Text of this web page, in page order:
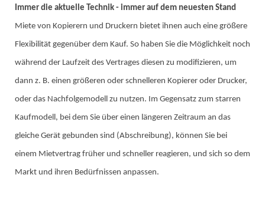
Immer die aktuelle Technik - immer auf dem neuesten Stand
Miete von Kopierern und Druckern bietet ihnen auch eine größere
Flexibilität gegenüber dem Kauf. So haben Sie die Möglichkeit noch
während der Laufzeit des Vertrages diesen zu modifizieren, um
dann z. B. einen größeren oder schnelleren Kopierer oder Drucker,
oder das Nachfolgemodell zu nutzen. Im Gegensatz zum starren
Kaufmodell, bei dem Sie über einen längeren Zeitraum an das
gleiche Gerät gebunden sind (Abschreibung), können Sie bei
einem Mietvertrag früher und schneller reagieren, und sich so dem
Markt und ihren Bedürfnissen anpassen.